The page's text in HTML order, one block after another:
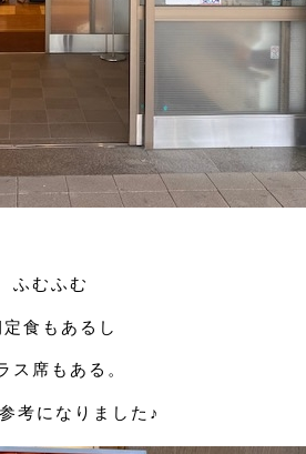
ふむふむ
定食もあるし
ス席もある。
考になりました♪